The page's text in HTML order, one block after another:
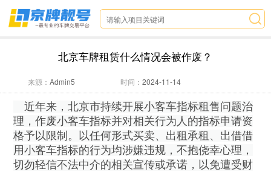
北京车牌租赁什么情况会被作废？
来源：Admin5 时间： 2024-11-14
近年来，北京市持续开展小客车指标租售问题治
理，作废小客车指标并对相关行为人的指标申请资
格予以限制。以任何形式买卖、出租承租、出借借
用小客车指标的行为均涉嫌违规，不抱侥幸心理，
切勿轻信不法中介的相关宣传或承诺，以免遭受财